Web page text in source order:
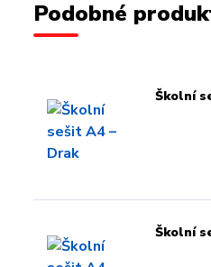
Podobné
Školní
Školní